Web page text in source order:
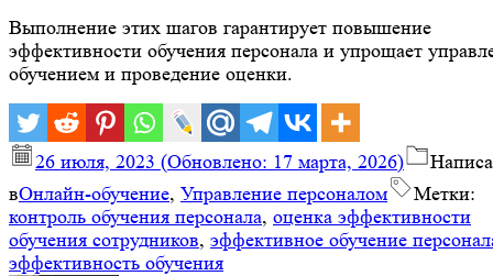
Выполнение этих шагов гарантирует повышение
эффективности обучения персонала и упрощает
обучением и проведение оценки.
26 июля, 2023 (Обновлено: 17 марта, 2026)
вОнлайн-обучение, Управление персоналом
Метки:
контроль обучения персонала, оценка эффективности
обучения сотрудников, эффективное обучение
эффективность обучения